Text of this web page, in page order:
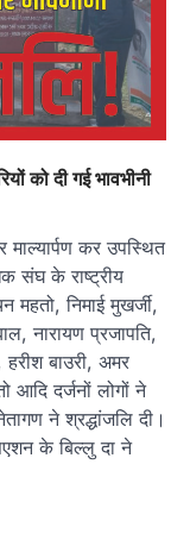
को दी गई भावभीनी
कर उपस्थित
संघ के राष्ट्रीय
महतो, निमाई मुखर्जी,
नारायण प्रजापति,
बाउरी, अमर‌
आदि दर्जनों लोगों ने
ने श्रद्धांजलि दी।
के बिल्लु दा ने